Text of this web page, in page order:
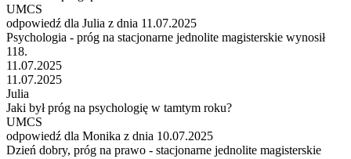
UMCS
odpowiedź dla Julia z dnia 11.07.2025
Psychologia - próg na stacjonarne jednolite magisterskie wynosił
118.
11.07.2025
11.07.2025
Julia
Jaki był próg na psychologię w tamtym roku?
UMCS
odpowiedź dla Monika z dnia 10.07.2025
Dzień dobry, próg na prawo - stacjonarne jednolite magisterskie